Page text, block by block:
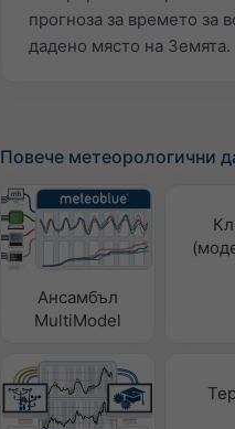
прогноза за времето за
дадено място на Земята.
Повече метеорологични
Ансамбъл
MultiModel